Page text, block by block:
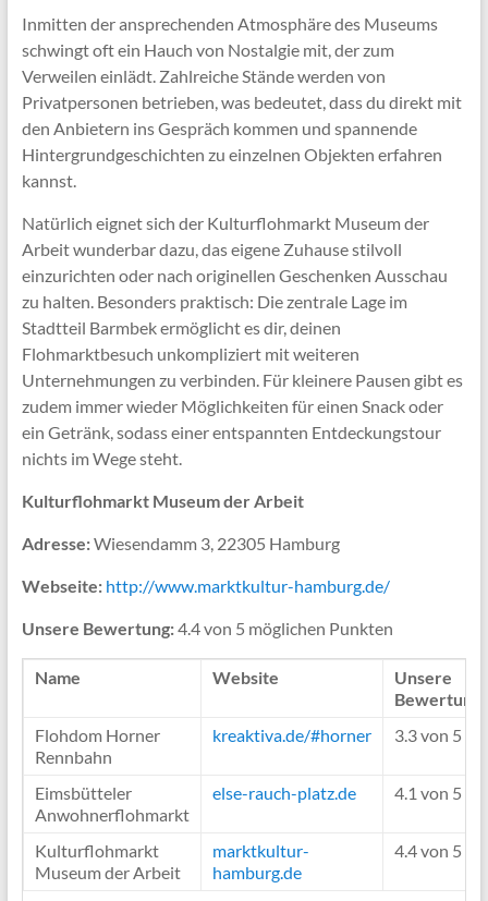
Inmitten der ansprechenden Atmosphäre des Museums
schwingt oft ein Hauch von Nostalgie mit, der zum
Verweilen einlädt. Zahlreiche Stände werden von
Privatpersonen betrieben, was bedeutet, dass du direkt mit
den Anbietern ins Gespräch kommen und spannende
Hintergrundgeschichten zu einzelnen Objekten erfahren
kannst.
Natürlich eignet sich der Kulturflohmarkt Museum der
Arbeit wunderbar dazu, das eigene Zuhause stilvoll
einzurichten oder nach originellen Geschenken Ausschau
zu halten. Besonders praktisch: Die zentrale Lage im
Stadtteil Barmbek ermöglicht es dir, deinen
Flohmarktbesuch unkompliziert mit weiteren
Unternehmungen zu verbinden. Für kleinere Pausen gibt es
zudem immer wieder Möglichkeiten für einen Snack oder
ein Getränk, sodass einer entspannten Entdeckungstour
nichts im Wege steht.
Kulturflohmarkt Museum der Arbeit
Adresse:Wiesendamm 3, 22305 Hamburg
Webseite: http://www.marktkultur-hamburg.de/
Unsere Bewertung:4.4 von 5 möglichen Punkten
Name Website
Unsere
Bewertung
Flohdom Horner
Rennbahn
kreaktiva.de/#horner 3.3 von 5
Eimsbütteler
Anwohnerflohmarkt
else-rauch-platz.de 4.1 von 5
Kulturflohmarkt
Museum der Arbeit
marktkultur-
hamburg.de
4.4 von 5